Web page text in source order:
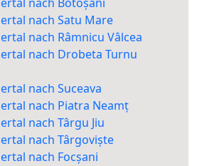
nach Satu Mare
nach Râmnicu Vâlcea
nach Drobeta Turnu
nach Suceava
nach Piatra Neamț
nach Târgu Jiu
nach Târgoviște
nach Focșani